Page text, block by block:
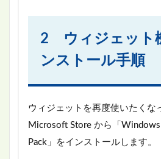
2 ウィジェット
ンストール手順
ウィジェットを再度使いたくな
Microsoft Store から「
Pack」をインストールします。